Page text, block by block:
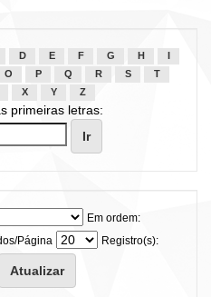
D E F G H
O P Q R S
T
X Y Z
primeiras letras:
Em ordem:
Página
Registro(s):